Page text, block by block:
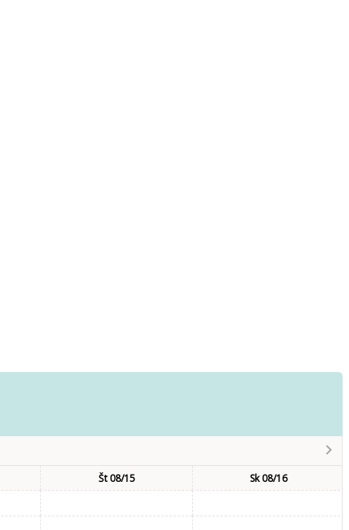
Št 08/15 Sk 08/16